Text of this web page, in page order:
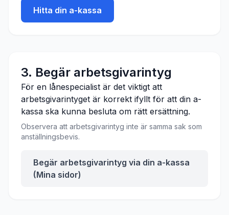
Hitta din a-kassa
3. Begär arbetsgivarintyg
För en lånespecialist är det viktigt att
arbetsgivarintyget är korrekt ifyllt för att din a-
kassa ska kunna besluta om rätt ersättning.
Observera att arbetsgivarintyg inte är samma sak som
anställningsbevis.
Begär arbetsgivarintyg via din a-kassa
(Mina sidor)